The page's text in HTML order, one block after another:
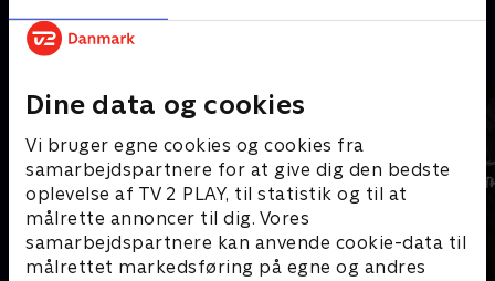
Dine data og cookies
Vi bruger egne cookies og cookies fra
samarbejdspartnere for at give dig den bedste
oplevelse af TV 2 PLAY, til statistik og til at
målrette annoncer til dig. Vores
samarbejdspartnere kan anvende cookie-data til
målrettet markedsføring på egne og andres
Mere indhold fra Disney+